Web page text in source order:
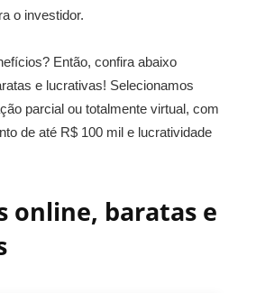
o investidor.
Então, confira abaixo
e lucrativas! Selecionamos
parcial ou totalmente virtual, com
de até R$ 100 mil e lucratividade
online, baratas e